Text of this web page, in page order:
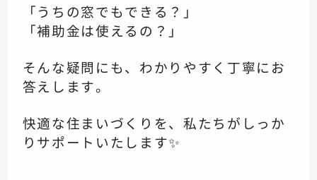
「うちの窓でもできる？」
「補助金は使えるの？」
そんな疑問にも、わかりやすく丁寧にお
答えします。
快適な住まいづくりを、私たちがしっか
りサポートいたします✨